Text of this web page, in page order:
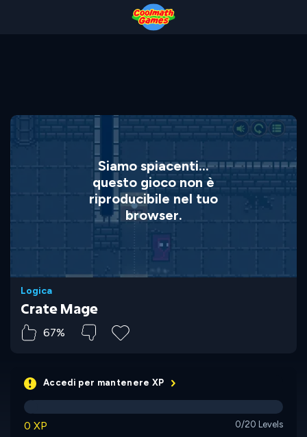
Siamo spiacenti...
questo gioco non è
riproducibile nel tuo
browser.
Logica
Crate Mage
67%
Accedi per mantenere XP
0 XP 0/20 Levels